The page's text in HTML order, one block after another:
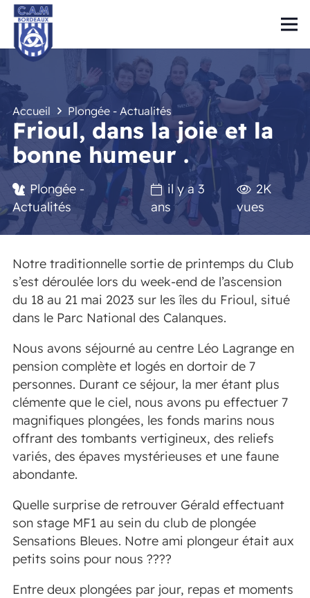
Accueil Plongée - Actualités
Frioul, dans la joie et la
bonne humeur .
Plongée -
Actualités
il y a 3
ans
2K
vues
Notre traditionnelle sortie de printemps du Club
s’est déroulée lors du week-end de l’ascension
du 18 au 21 mai 2023 sur les îles du Frioul, situé
dans le Parc National des Calanques.
Nous avons séjourné au centre Léo Lagrange en
pension complète et logés en dortoir de 7
personnes. Durant ce séjour, la mer étant plus
clémente que le ciel, nous avons pu effectuer 7
magnifiques plongées, les fonds marins nous
offrant des tombants vertigineux, des reliefs
variés, des épaves mystérieuses et une faune
abondante.
Quelle surprise de retrouver Gérald effectuant
son stage MF1 au sein du club de plongée
Sensations Bleues. Notre ami plongeur était aux
petits soins pour nous ????
Entre deux plongées par jour, repas et moments